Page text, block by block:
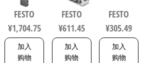
FESTO
¥1,704.75
加入
购物
FESTO
¥611.45
加入
购物
ISO 6432 /
CETOP RP 52
P 5216093
FESTO
¥305.49
加入
购物